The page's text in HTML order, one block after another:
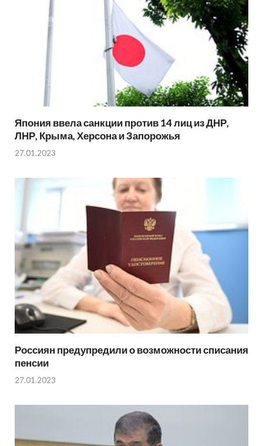
Япония ввела санкции против 14 лиц из ДНР,
ЛНР, Крыма, Херсона и Запорожья
27.01.2023
Россиян предупредили о возможности списания
пенсии
27.01.2023